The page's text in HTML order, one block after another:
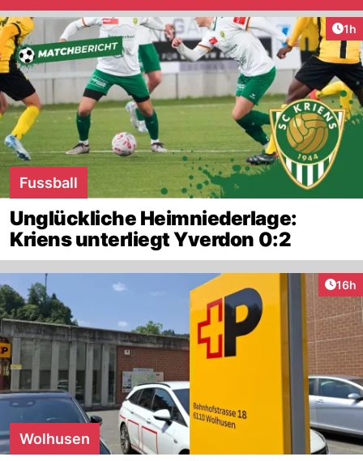
1h
Fussball
Unglückliche Heimniederlage:
Kriens unterliegt Yverdon 0:2
16h
Wolhusen